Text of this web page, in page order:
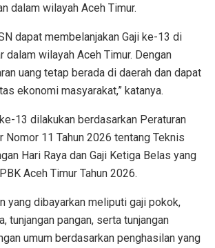
dalam wilayah Aceh Timur.
dapat membelanjakan Gaji ke-13 di
dalam wilayah Aceh Timur. Dengan
uang tetap berada di daerah dan dapat
ekonomi masyarakat,” katanya.
13 dilakukan berdasarkan Peraturan
Nomor 11 Tahun 2026 tentang Teknis
Hari Raya dan Gaji Ketiga Belas yang
Aceh Timur Tahun 2026.
yang dibayarkan meliputi gaji pokok,
tunjangan pangan, serta tunjangan
umum berdasarkan penghasilan yang